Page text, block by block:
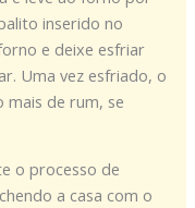
inserido no
e deixe esfriar
Uma vez esfriado, o
de rum, se
o processo de
a casa com o